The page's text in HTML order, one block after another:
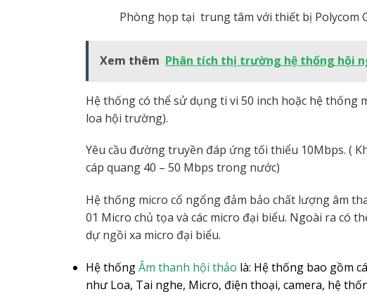
Phòng họp tại trung tâm với thiết bị Polycom
Xem thêm Phân tích thị trường hệ thống hội
Hệ thống có thể sử dụng ti vi 50 inch hoặc hệ thống
loa hội trường).
Yêu cầu đường truyền đáp ứng tối thiểu 10Mbps. (
cáp quang 40 – 50 Mbps trong nước)
Hệ thống micro cổ ngổng đảm bảo chất lượng âm
01 Micro chủ tọa và các micro đại biểu. Ngoài ra có
dự ngồi xa micro đại biểu.
Hệ thốngÂm thanh hội thảo là: Hệ thống bao gồm
như Loa, Tai nghe, Micro, điện thoại, camera, hệ